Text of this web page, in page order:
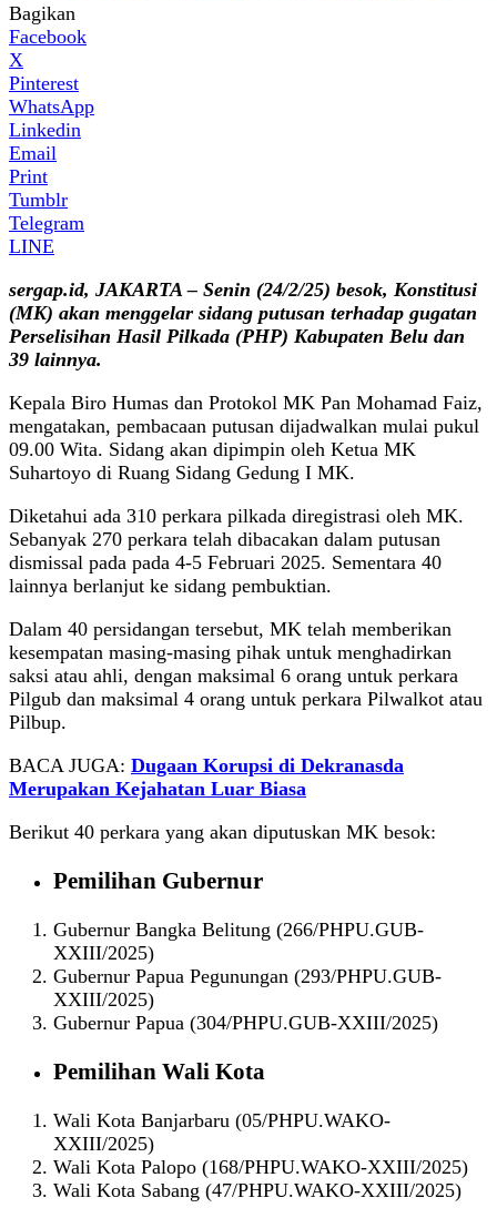
Bagikan
Facebook
X
Pinterest
WhatsApp
Linkedin
Email
Print
Tumblr
Telegram
LINE
sergap.id, JAKARTA – Senin (24/2/25) besok, Konstitusi
(MK) akan menggelar sidang putusan terhadap gugatan
Perselisihan Hasil Pilkada (PHP) Kabupaten Belu dan
39 lainnya.
Kepala Biro Humas dan Protokol MK Pan Mohamad Faiz,
mengatakan, pembacaan putusan dijadwalkan mulai pukul
09.00 Wita. Sidang akan dipimpin oleh Ketua MK
Suhartoyo di Ruang Sidang Gedung I MK.
Diketahui ada 310 perkara pilkada diregistrasi oleh MK.
Sebanyak 270 perkara telah dibacakan dalam putusan
dismissal pada pada 4-5 Februari 2025. Sementara 40
lainnya berlanjut ke sidang pembuktian.
Dalam 40 persidangan tersebut, MK telah memberikan
kesempatan masing-masing pihak untuk menghadirkan
saksi atau ahli, dengan maksimal 6 orang untuk perkara
Pilgub dan maksimal 4 orang untuk perkara Pilwalkot atau
Pilbup.
BACA JUGA: Dugaan Korupsi di Dekranasda
Merupakan Kejahatan Luar Biasa
Berikut 40 perkara yang akan diputuskan MK besok:
Pemilihan Gubernur
Gubernur Bangka Belitung (266/PHPU.GUB-
XXIII/2025)
Gubernur Papua Pegunungan (293/PHPU.GUB-
XXIII/2025)
Gubernur Papua (304/PHPU.GUB-XXIII/2025)
Pemilihan Wali Kota
Wali Kota Banjarbaru (05/PHPU.WAKO-
XXIII/2025)
Wali Kota Palopo (168/PHPU.WAKO-XXIII/2025)
Wali Kota Sabang (47/PHPU.WAKO-XXIII/2025)